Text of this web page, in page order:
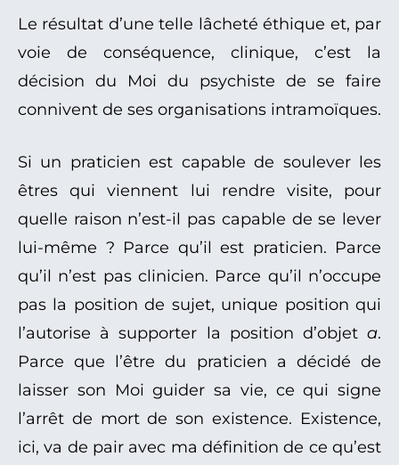
Le résultat d’une telle lâcheté éthique et, par
voie de conséquence, clinique, c’est la
décision du Moi du psychiste de se faire
connivent de ses organisations intramoïques.
Si un praticien est capable de soulever les
êtres qui viennent lui rendre visite, pour
quelle raison n’est-il pas capable de se lever
lui-même ? Parce qu’il est praticien. Parce
qu’il n’est pas clinicien. Parce qu’il n’occupe
pas la position de sujet, unique position qui
l’autorise à supporter la position d’objet a.
Parce que l’être du praticien a décidé de
laisser son Moi guider sa vie, ce qui signe
l’arrêt de mort de son existence. Existence,
ici, va de pair avec ma définition de ce qu’est